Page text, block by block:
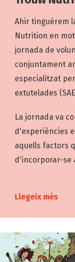
Ahir tinguérem
Nutrition en
jornada de
conjuntament
especialitzat
extutelades
La jornada va
d'experiències
aquells factors
d'incorporar-se
Llegeix més